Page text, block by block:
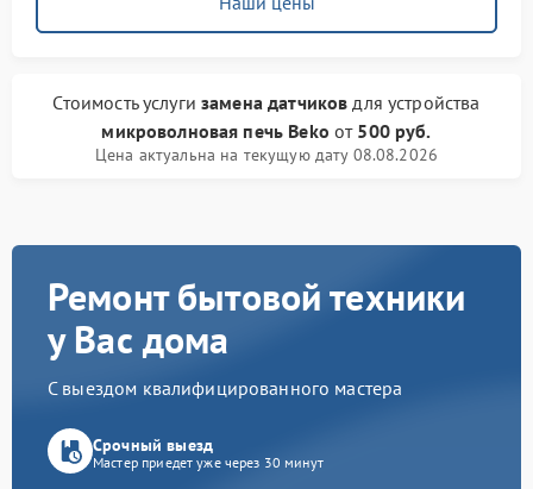
Стоимость услугизамена датчиков для устройства
микроволновая печь Beko от 500 руб.
Цена актуальна на текущую дату 08.08.2026
Ремонт бытовой техники
у Вас дома
С выездом квалифицированного мастера
Срочный выезд
Мастер приедет уже через 30 минут